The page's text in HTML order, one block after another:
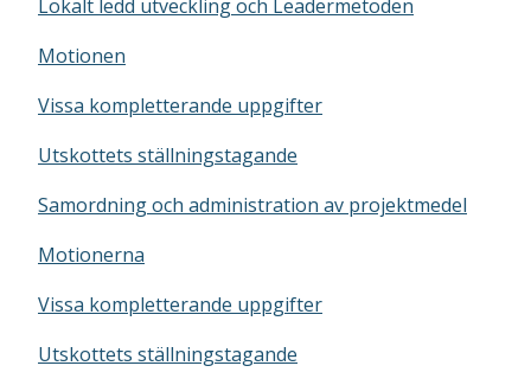
Lokalt ledd utveckling och Leadermetoden
Motionen
Vissa kompletterande uppgifter
Utskottets ställningstagande
Samordning och administration av projektmedel
Motionerna
Vissa kompletterande uppgifter
Utskottets ställningstagande